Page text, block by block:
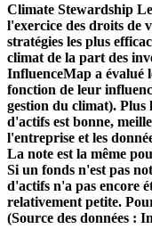
Climate Stewardship
l'exercice des droits de
stratégies les plus
climat de la part des
InfluenceMap a évalué
fonction de leur
gestion du climat).
d'actifs est bonne,
l'entreprise et les
La note est la même
Si un fonds n'est pas
d'actifs n'a pas encore
relativement petite.
(Source des données :